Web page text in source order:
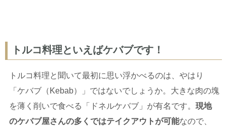
トルコ料理といえばケバブです！
トルコ料理と聞いて最初に思い浮かべるのは、やはり
「ケバブ（Kebab）」ではないでしょうか。大きな肉の塊
を薄く削いで食べる「ドネルケバブ」が有名です。 現地
のケバブ屋さんの多くではテイクアウトが可能なので、